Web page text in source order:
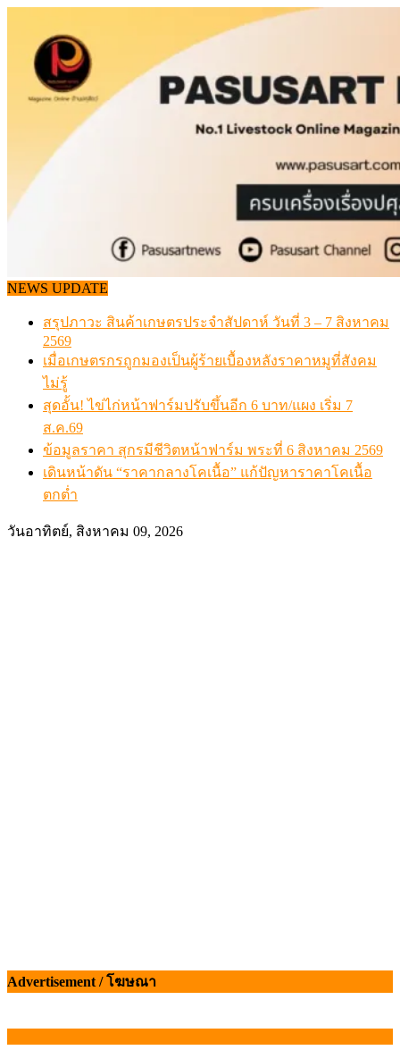
content
NEWS UPDATE
เดินหน้าดัน “ราคากลางโคเนื้อ” แก้ปัญหาราคาโคเนื้อตก
สรุปภาวะ สินค้าเกษตรประจำสัปดาห์ วันที่ 3 – 7 สิงหาคม
เมื่อเกษตรกรถูกมองเป็นผู้ร้ายเบื้องหลังราคาหมูที่สังคมไม่
สุดอั้น! ไข่ไก่หน้าฟาร์มปรับขึ้นอีก 6 บาท/แผง เริ่ม 7 ส.ค.69
ข้อมูลราคา สุกรมีชีวิตหน้าฟาร์ม พระที่ 6 สิงหาคม 2569
เดินหน้าดัน “ราคากลางโคเนื้อ” แก้ปัญหาราคาโคเนื้อตก
สรุปภาวะ สินค้าเกษตรประจำสัปดาห์ วันที่ 3 – 7 สิงหาคม
วันอาทิตย์, สิงหาคม 09, 2026
ข่าวประชาสัมพันธ์ (Newsletter)
นานาปศุสัตว์ (Animals News)
โรคในสัตว์